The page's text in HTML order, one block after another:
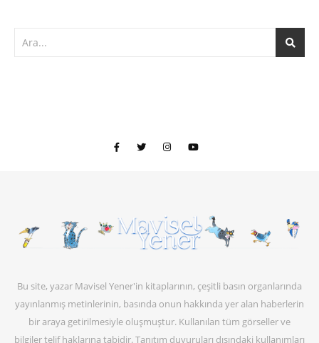
Bu site, yazar Mavisel Yener'in kitaplarının, çeşitli basın organlarında
yayınlanmış metinlerinin, basında onun hakkında yer alan haberlerin
bir araya getirilmesiyle oluşmuştur. Kullanılan tüm görseller ve
bilgiler telif haklarına tabidir. Tanıtım duyuruları dışındaki kullanımları